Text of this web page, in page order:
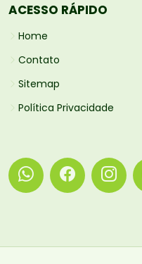
ACESSO RÁPIDO
Home
Contato
Sitemap
Política Privacidade